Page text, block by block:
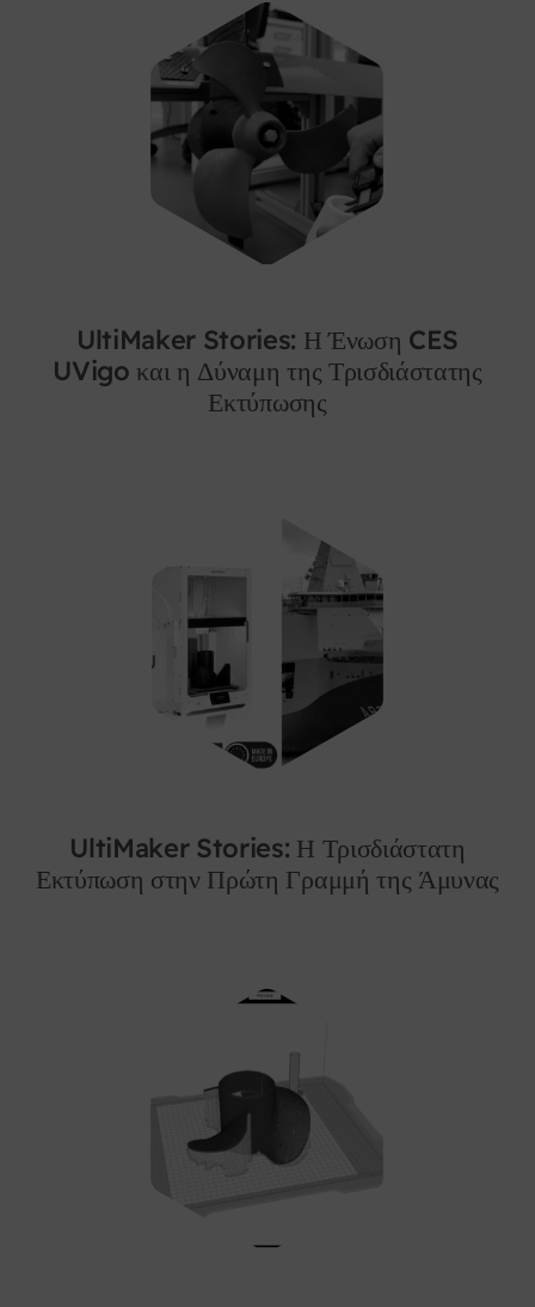
UltiMaker Stories: Η Ένωση CES
UVigo και η Δύναμη της Τρισδιάστατης
Εκτύπωσης
UltiMaker Stories: Η Τρισδιάστατη
Εκτύπωση στην Πρώτη Γραμμή της Άμυνας